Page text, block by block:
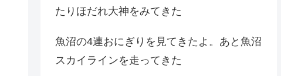
たりほだれ大神をみてきた
魚沼の4連おにぎりを見てきたよ。あと魚沼
スカイラインを走ってきた